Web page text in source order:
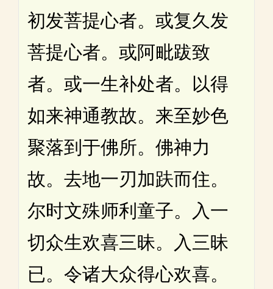
初发菩提心者。或复久发
菩提心者。或阿毗跋致
者。或一生补处者。以得
如来神通教故。来至妙色
聚落到于佛所。佛神力
故。去地一刃加趺而住。
尔时文殊师利童子。入一
切众生欢喜三昧。入三昧
已。令诸大众得心欢喜。